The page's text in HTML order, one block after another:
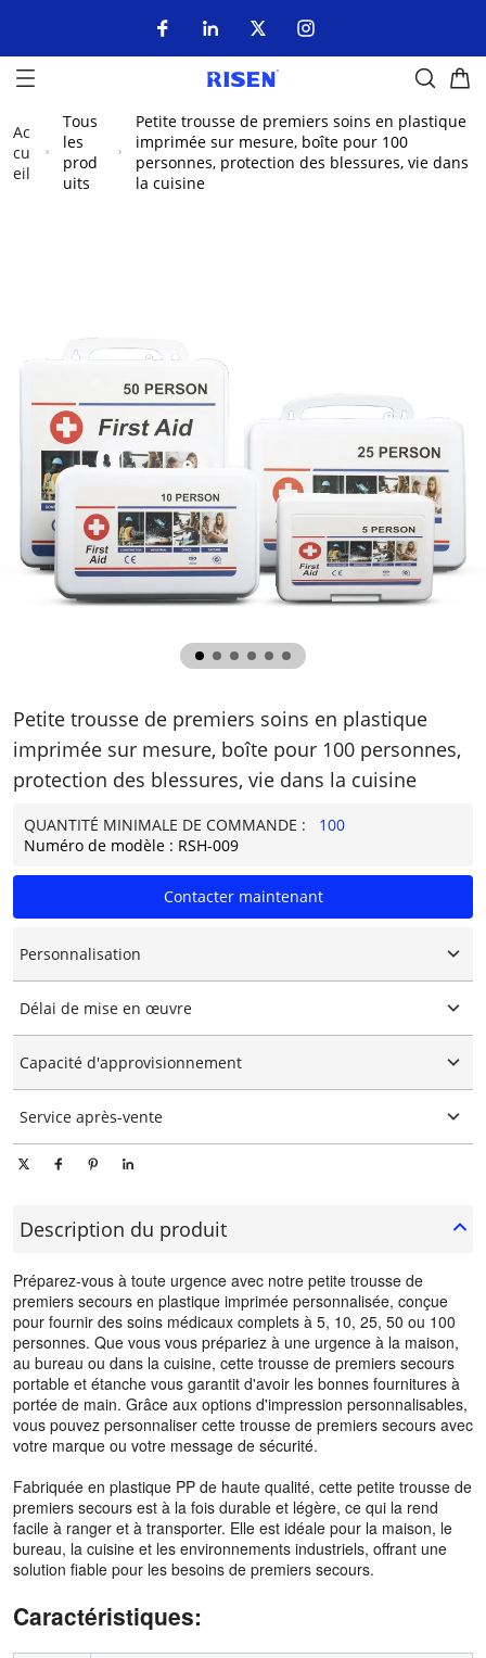
Ac
cu
eil
Tous
les
prod
uits
Petite trousse de premiers soins en plastique
imprimée sur mesure, boîte pour 100
personnes, protection des blessures, vie dans
la cuisine
Petite trousse de premiers soins en plastique
imprimée sur mesure, boîte pour 100 personnes,
protection des blessures, vie dans la cuisine
QUANTITÉ MINIMALE DE COMMANDE :
100
Numéro de modèle : RSH-009
Contacter maintenant
Personnalisation
Emballage personnalisé
Délai de mise en œuvre
Capacité d'approvisionnement
Service après-vente
Description du produit
Préparez-vous à toute urgence avec notre petite trousse de
premiers secours en plastique imprimée personnalisée, conçue
pour fournir des soins médicaux complets à 5, 10, 25, 50 ou 100
personnes. Que vous vous prépariez à une urgence à la maison,
au bureau ou dans la cuisine, cette trousse de premiers secours
portable et étanche vous garantit d'avoir les bonnes fournitures à
portée de main. Grâce aux options d'impression personnalisables,
vous pouvez personnaliser cette trousse de premiers secours avec
votre marque ou votre message de sécurité.
Fabriquée en plastique PP de haute qualité, cette petite trousse de
premiers secours est à la fois durable et légère, ce qui la rend
facile à ranger et à transporter. Elle est idéale pour la maison, le
bureau, la cuisine et les environnements industriels, offrant une
solution fiable pour les besoins de premiers secours.
Caractéristiques: